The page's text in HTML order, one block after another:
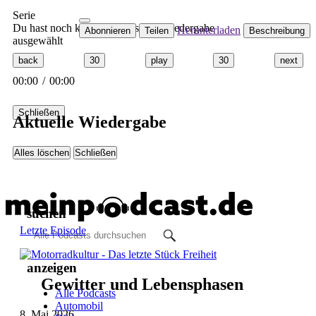
Serie
Du hast noch keinen Podcast zur Wiedergabe
ausgewählt
back 30 play 30 next
00:00 / 00:00
Abonnieren Teilen Herunterladen Beschreibung
Schließen
Aktuelle Wiedergabe
Alles löschen Schließen
suchen
anzeigen
Alle Podcasts
Automobil
Letzte Episode
Gewitter und Lebensphasen